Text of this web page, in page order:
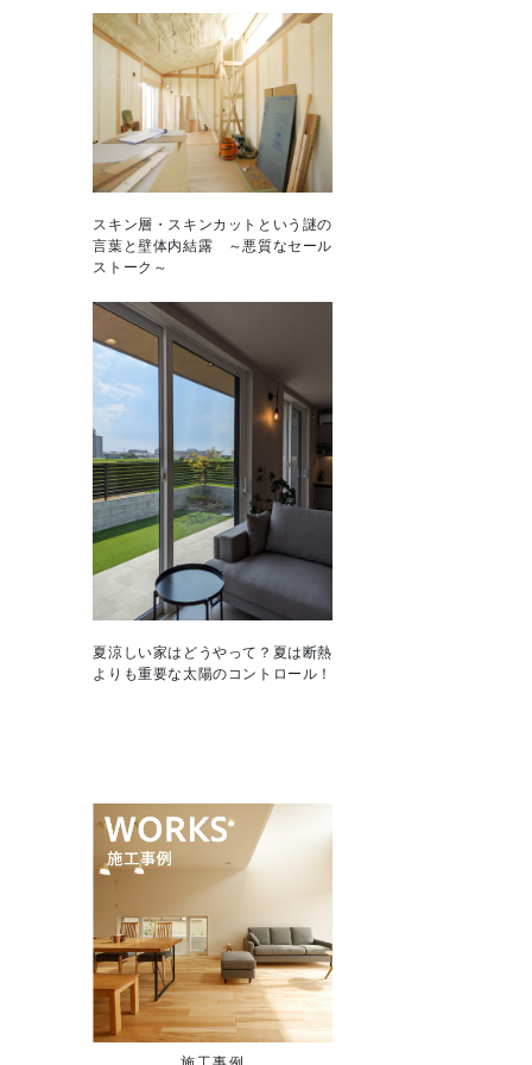
スキン層・スキンカットという謎の
言葉と壁体内結露 ～悪質なセール
ストーク～
夏涼しい家はどうやって？夏は断熱
よりも重要な太陽のコントロール！